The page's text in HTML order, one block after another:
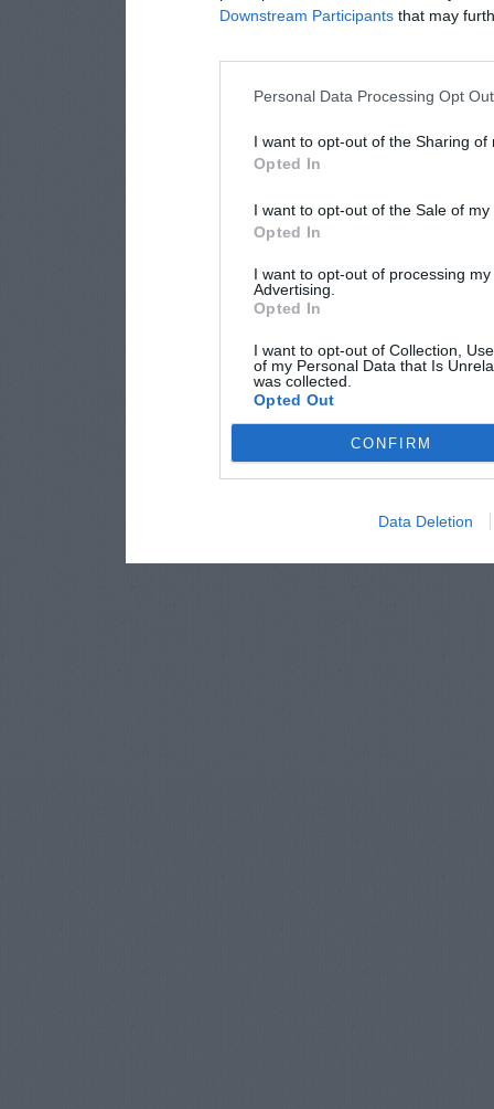
Downstream Participants that may
Personal Data Processing Opt
I want to opt-out of the Sharing of
Opted In
I want to opt-out of the Sale of
Opted In
I want to opt-out of processing
Advertising.
Opted In
I want to opt-out of Collection,
of my Personal Data that Is
was collected.
Opted Out
CONFIRM
Data Deletion